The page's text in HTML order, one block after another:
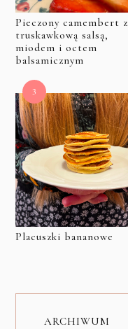
Pieczony camembert z
truskawkową salsą,
miodem i octem
balsamicznym
Placuszki bananowe
ARCHIWUM